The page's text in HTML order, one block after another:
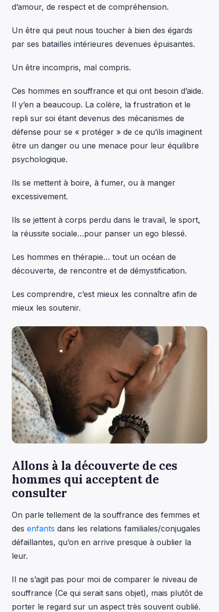
d’amour, de respect et de compréhension.
Un être qui peut nous toucher à bien des égards
par ses batailles intérieures devenues épuisantes.
Un être incompris, mal compris.
Ces hommes en souffrance et qui ont besoin d’aide.
Il y’en a beaucoup. La colère, la frustration et le
repli sur soi étant devenus des mécanismes de
défense pour se « protéger » de ce qu’ils imaginent
être un danger ou une menace pour leur équilibre
psychologique.
Ils se mettent à boire, à fumer, ou à manger
excessivement.
Ils se jettent à corps perdu dans le travail, le sport,
la réussite sociale…pour panser un ego blessé.
Les hommes en thérapie… tout un océan de
découverte, de rencontre et de démystification.
Les comprendre, c’est mieux les connaître afin de
mieux les soutenir.
Allons à la découverte de ces
hommes qui acceptent de
consulter
On parle tellement de la souffrance des femmes et
des enfants dans les relations familiales/conjugales
défaillantes, qu’on en arrive presque à oublier la
leur.
Il ne s’agit pas pour moi de comparer le niveau de
souffrance (Ce qui serait sans objet), mais plutôt de
porter le regard sur un aspect très souvent oublié.